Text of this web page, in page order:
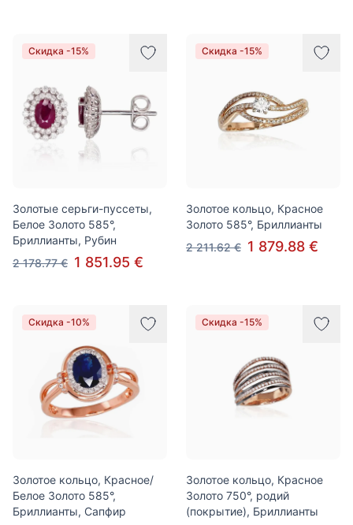
Скидка -15%
Золотые серьги-пуссеты,
Белое Золото 585°,
Бриллианты, Рубин
2 178.77 € 1 851.95 €
Скидка -15%
Золотое кольцо, Красное
Золото 585°, Бриллианты
2 211.62 € 1 879.88 €
Скидка -10%
Золотое кольцо, Красное/
Белое Золото 585°,
Бриллианты, Сапфир
Скидка -15%
Золотое кольцо, Красное
Золото 750°, родий
(покрытие), Бриллианты